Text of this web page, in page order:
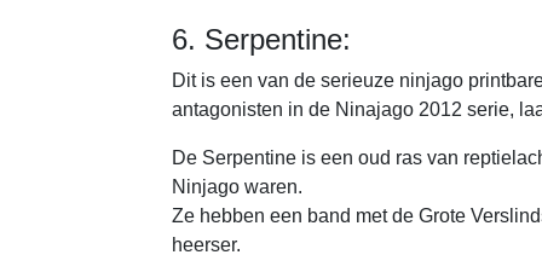
6. Serpentine:
Dit is een van de serieuze ninjago
antagonisten in de Ninajago 2012 serie,
De Serpentine is een oud ras van
Ninjago waren.
Ze hebben een band met de Grote
heerser.